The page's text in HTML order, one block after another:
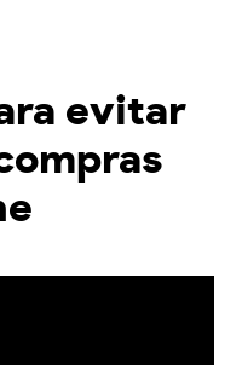
evitar